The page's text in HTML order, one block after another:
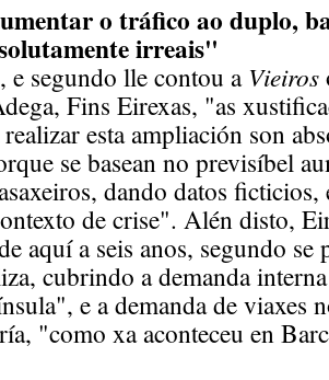
o tráfico ao duplo,
irreais"
e segundo lle contou aVieiros
Fins Eirexas, "as
esta ampliación son
se basean no previsíbel
dando datos ficticios,
de crise". Alén disto,
aquí a seis anos, segundo se
cubrindo a demanda
e a demanda de viaxes
"como xa aconteceu en